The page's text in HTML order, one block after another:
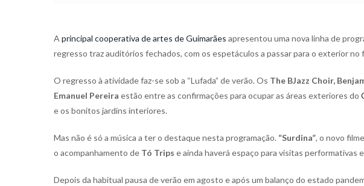
A principal cooperativa de artes de Guimarães apresentou uma nova linha de
regresso traz auditórios fechados, com os espetáculos a passar para o exterior no
O regresso à atividade faz-se sob a “Lufada” de verão. Os The BJazz Choir,
Emanuel Pereira estão entre as confirmações para ocupar as áreas exteriores do
e os bonitos jardins interiores.
Mas não é só a música a ter o destaque nesta programação. “Surdina”, o novo
o acompanhamento de Tó Trips e ainda haverá espaço para visitas performativas
Depois da habitual pausa de verão em agosto e após um balanço do estado